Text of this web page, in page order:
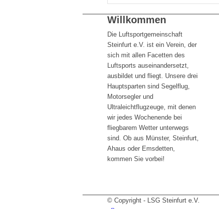
Willkommen
Die Luftsportgemeinschaft
Steinfurt e.V. ist ein Verein, der
sich mit allen Facetten des
Luftsports auseinandersetzt,
ausbildet und fliegt. Unsere drei
Hauptsparten sind Segelflug,
Motorsegler und
Ultraleichtflugzeuge, mit denen
wir jedes Wochenende bei
fliegbarem Wetter unterwegs
sind. Ob aus Münster, Steinfurt,
Ahaus oder Emsdetten,
kommen Sie vorbei!
© Copyright - LSG Steinfurt e.V.